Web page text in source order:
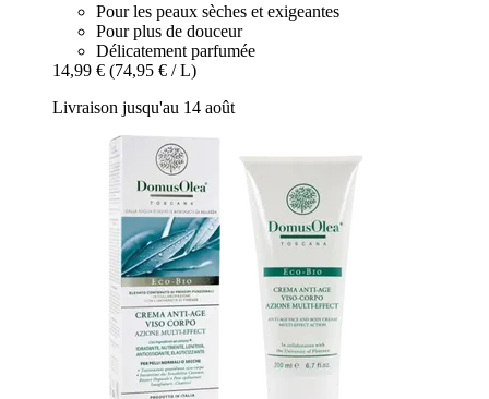
Pour les peaux sèches et exigeantes
Pour plus de douceur
Délicatement parfumée
14,99 € (74,95 € / L)
Livraison jusqu'au 14 août